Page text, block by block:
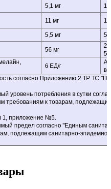
5,1 мг
11 мг
5,5 мг 5
56 мг
6 ЕД/г
в
согласно Приложению 2 ТР ТС
уровень потребления в сутки
требованиям к товарам,
1, приложение №5.
предел согласно "Единым
подлежащим санитарно-